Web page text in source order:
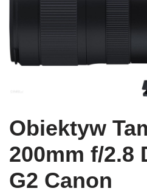
Obiektyw
200mm f/2.8
G2 Canon